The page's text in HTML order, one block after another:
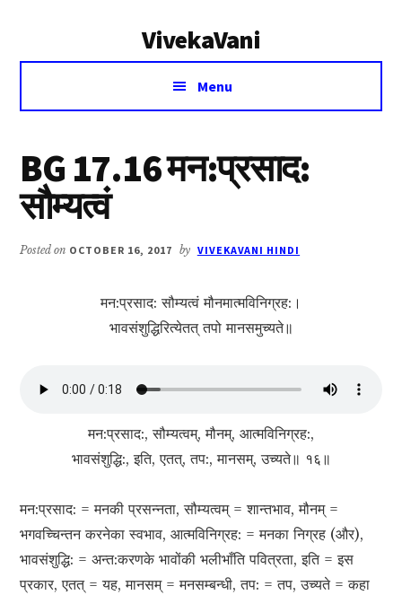
VivekaVani
Voice
Vivekananda
Menu
BG 17.16 मन:प्रसाद:
सौम्यत्वं
Posted on OCTOBER 16, 2017 by VIVEKAVANI HINDI
मन:प्रसाद: सौम्यत्वं मौनमात्मविनिग्रह:।
भावसंशुद्धिरित्येत‍‍‍त् तपो मानसमुच्यते॥
मन:प्रसाद:, सौम्यत्वम्, मौनम्, आत्मविनिग्रह:,
भावसंशुद्धि:, इति, एतत्, तप:, मानसम्, उच्यते॥ १६॥
मन:प्रसाद: = मनकी प्रसन्नता, सौम्यत्वम् = शान्तभाव, मौनम् =
भगवच्चिन्तन करनेका स्वभाव, आत्मविनिग्रह: = मनका निग्रह (और),
भावसंशुद्धि: = अन्त:करणके भावोंकी भलीभाँति पवित्रता, इति = इस
प्रकार, एतत् = यह, मानसम् = मनसम्बन्धी, तप: = तप, उच्यते = कहा